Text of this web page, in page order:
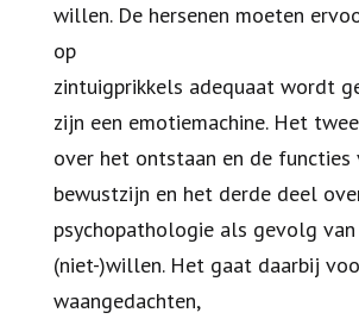
willen. De hersenen moeten
op
zintuigprikkels adequaat wordt
zijn een emotiemachine. Het
over het ontstaan en de functies
bewustzijn en het derde deel
psychopathologie als gevolg
(niet-)willen. Het gaat daarbij
waangedachten,